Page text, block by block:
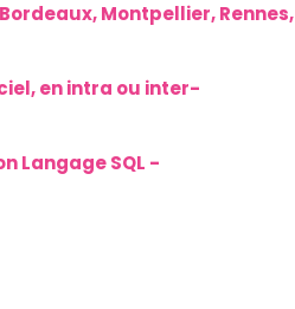
Montpellier, Rennes,
en intra ou inter-
Langage SQL -